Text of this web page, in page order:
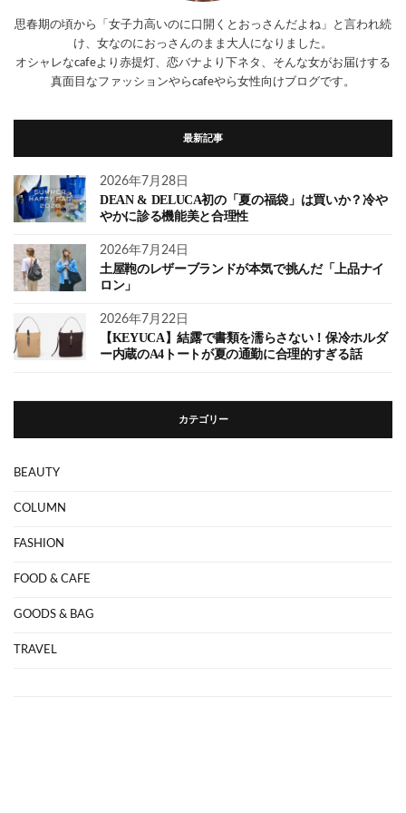
思春期の頃から「女子力高いのに口開くとおっさんだよね」と言われ続
け、女なのにおっさんのまま大人になりました。
オシャレなcafeより赤提灯、恋バナより下ネタ、そんな女がお届けする
真面目なファッションやらcafeやら女性向けブログです。
最新記事
2026年7月28日
DEAN & DELUCA初の「夏の福袋」は買いか？冷や
やかに診る機能美と合理性
2026年7月24日
土屋鞄のレザーブランドが本気で挑んだ「上品ナイ
ロン」
2026年7月22日
【KEYUCA】結露で書類を濡らさない！保冷ホルダ
ー内蔵のA4トートが夏の通勤に合理的すぎる話
カテゴリー
BEAUTY
COLUMN
FASHION
FOOD & CAFE
GOODS & BAG
TRAVEL